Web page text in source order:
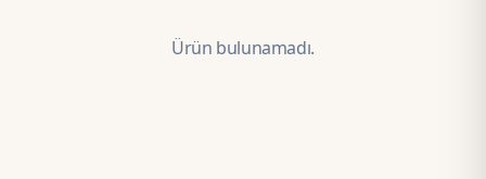
Ürün bulunamadı.